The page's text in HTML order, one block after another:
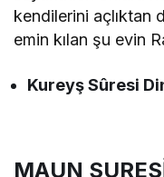
kendilerini açlıktan
emin kılan şu evin
Kureyş Sûresi
MAUN